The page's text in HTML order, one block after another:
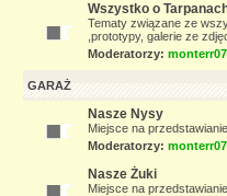
Wszystko o
Tematy związane ze
,prototypy, galerie ze
Moderatorzy: monterr07
GARAŻ
Nasze Nysy
Miejsce na
Moderatorzy: monterr07
Nasze Żuki
Miejsce na